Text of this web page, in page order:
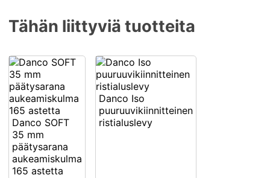
Tähän liittyviä tuotteita
Danco SOFT
35 mm
päätysarana
aukeamiskulma
165 astetta
Danco Iso
puuruuvikiinnitteinen
ristialuslevy